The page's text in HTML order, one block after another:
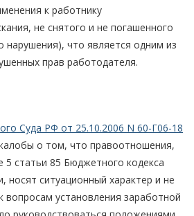
к работнику
не снятого и не погашенного
нарушения), что является одним из
прав работодателя.
Суда РФ от 25.10.2006 N 60-Г06-18
о том, что правоотношения,
5 статьи 85 Бюджетного кодекса
носят ситуационный характер и не
вопросам установления заработной